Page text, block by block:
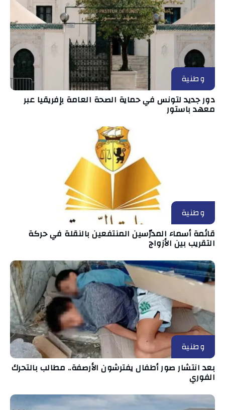
وطنية
دور جديد لتونس في حماية الصحة العامة بإفريقيا عبر
معهد باستور
وطنية
قائمة أسماء المدرّسين المنتفعين بالنقلة في حركة
التقريب بين الأزواج
وطنية
بعد انتشار صور أطفال يفترشون الأرصفة.. مطالب بالتحرك
الفوري